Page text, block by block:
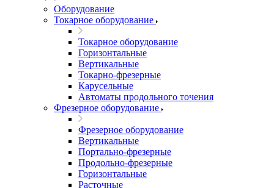
Оборудование
Токарное оборудование
Токарное оборудование
Горизонтальные
Вертикальные
Токарно-фрезерные
Карусельные
Автоматы продольного точения
Фрезерное оборудование
Фрезерное оборудование
Вертикальные
Портально-фрезерные
Продольно-фрезерные
Горизонтальные
Расточные